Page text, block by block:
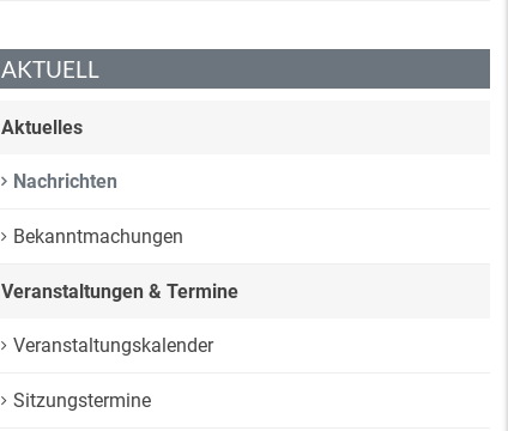
AKTUELL
Aktuelles
Nachrichten
Bekanntmachungen
Veranstaltungen & Termine
Veranstaltungskalender
Sitzungstermine